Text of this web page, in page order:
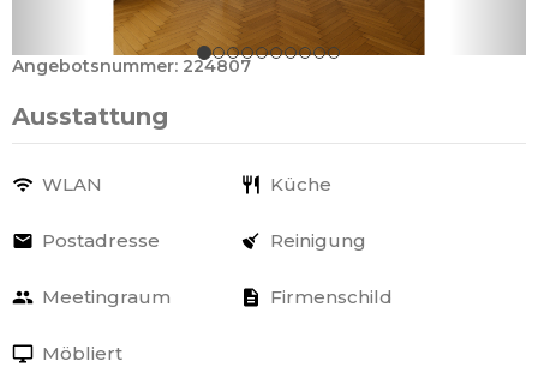
Angebotsnummer: 224807
Ausstattung
WLAN Küche
Postadresse Reinigung
Meetingraum Firmenschild
Möbliert